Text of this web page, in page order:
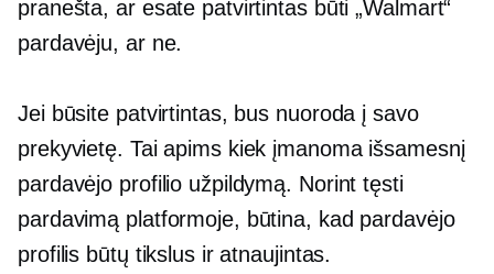
pranešta, ar esate patvirtintas būti „Walmart“
pardavėju, ar ne.
Jei būsite patvirtintas, bus nuoroda į savo
prekyvietę. Tai apims kiek įmanoma išsamesnį
pardavėjo profilio užpildymą. Norint tęsti
pardavimą platformoje, būtina, kad pardavėjo
profilis būtų tikslus ir atnaujintas.